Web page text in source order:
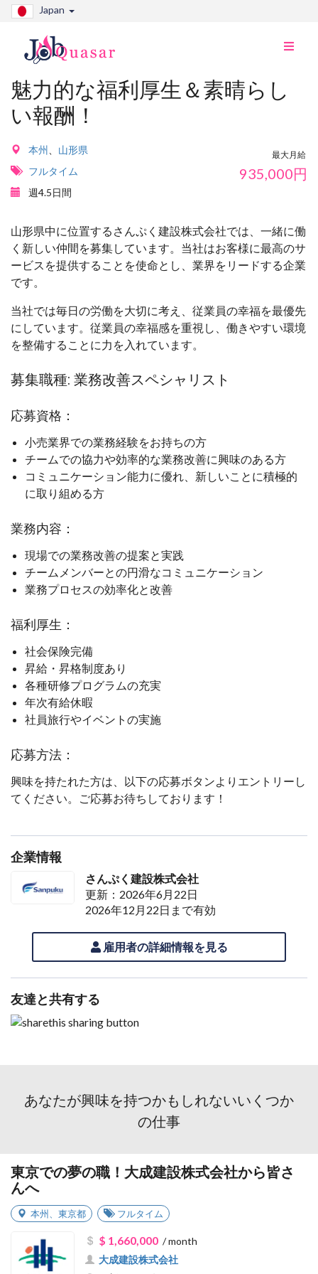
Japan
ナ
り
魅力的な福利厚生＆素晴らし
い報酬！
本州
山形県
フルタイム
週4.5日間
最大月給
935,000円
山形県中に位置するさんぷく建設株式会社では、一緒に働
く新しい仲間を募集しています。当社はお客様に最高のサ
ービスを提供することを使命とし、業界をリードする企業
です。
当社では毎日の労働を大切に考え、従業員の幸福を最優先
にしています。従業員の幸福感を重視し、働きやすい環境
を整備することに力を入れています。
募集職種: 業務改善スペシャリスト
応募資格：
小売業界での業務経験をお持ちの方
チームでの協力や効率的な業務改善に興味のある方
コミュニケーション能力に優れ、新しいことに積極的
に取り組める方
業務内容：
現場での業務改善の提案と実践
チームメンバーとの円滑なコミュニケーション
業務プロセスの効率化と改善
福利厚生：
社会保険完備
昇給・昇格制度あり
各種研修プログラムの充実
年次有給休暇
社員旅行やイベントの実施
応募方法：
興味を持たれた方は、以下の応募ボタンよりエントリーし
てください。ご応募お待ちしております！
企業情報
さんぷく建設株式会社
更新：2026年6月22日
2026年12月22日まで有効
雇用者の詳細情報を見る
友達と共有する
あなたが興味を持つかもしれないいくつか
の仕事
東京での夢の職！大成建設株式会社から皆さ
んへ
本州 東京都 フルタイム
$ 1,660,000/ month
大成建設株式会社